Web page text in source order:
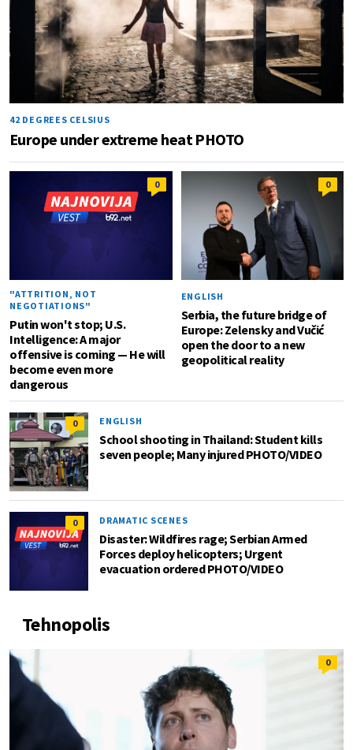
42 DEGREES CELSIUS
Europe under extreme heat PHOTO
0
"ATTRITION, NOT
NEGOTIATIONS"
Putin won't stop; U.S.
Intelligence: A major
offensive is coming — He will
become even more
dangerous
0
ENGLISH
Serbia, the future bridge of
Europe: Zelensky and Vučić
open the door to a new
geopolitical reality
0 ENGLISH
School shooting in Thailand: Student kills
seven people; Many injured PHOTO/VIDEO
0 DRAMATIC SCENES
Disaster: Wildfires rage; Serbian Armed
Forces deploy helicopters; Urgent
evacuation ordered PHOTO/VIDEO
Tehnopolis
0